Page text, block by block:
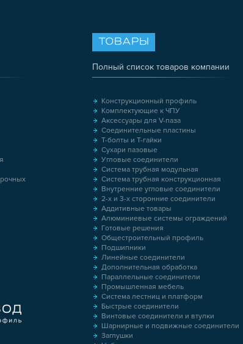
ТОВАРЫ
Полный список товаров компании
Конструкционный профиль
Комплектующие к ЧПУ
Аксессуары для V-паза
Соединительные пластины
Т-болты и Т-гайки
Сухари пазовые
Угловые соединители
Система трубная модульная
Система трубная конструкционная
Внутренние угловые соединители
2-х и 3-х сторонние соединители
Аддитивные товары
Алюминиевые системы ограждений
Готовые решения
Общестроительный профиль
Подшипники
Линейные соединители
Дополнительная обработка
Параллельные соединители
Промышленная мебель
Система лестниц и платформ
Быстрые соединители
Винтовые соединители и втулки
Шарнирные и подвижные соединители
Заглушки